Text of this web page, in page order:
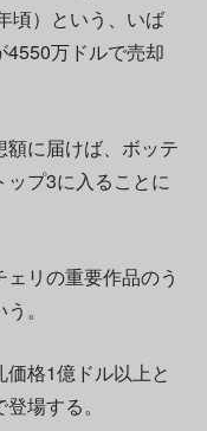
頃）という、いば
4550万ドルで売却
額に届けば、ボッテ
ップ3に入ることに
リの重要作品のう
。
格1億ドル以上と
場する。